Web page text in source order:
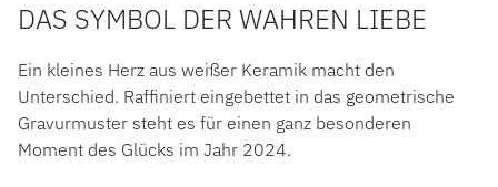
DAS SYMBOL DER WAHREN LIEBE
Ein kleines Herz aus weißer Keramik macht den
Unterschied. Raffiniert eingebettet in das geometrische
Gravurmuster steht es für einen ganz besonderen
Moment des Glücks im Jahr 2024.